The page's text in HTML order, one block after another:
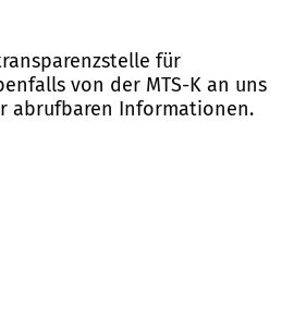
für
von der MTS-K an uns
abrufbaren Informationen.